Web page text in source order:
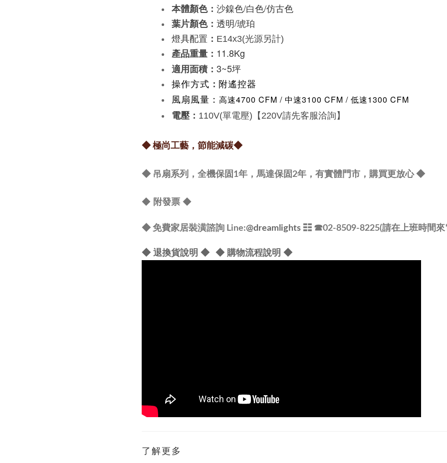
本體顏色： 沙鎳色/白色/仿古色
葉片顏色： 透明/琥珀
燈具配置 ： E14x3(光源另計)
產品重量 ： 11.8Kg
適用面積： 3~5坪
操作方式 ： 附遙控器
風扇風量： 高速4700 CFM / 中速3100 CFM / 低速1300 CFM
電壓： 110V(單電壓)【220V請先客服洽詢】
◆ 極尚工藝，節能減碳◆
◆ 吊扇系列，全機保固1年，馬達保固2年，有實體門市，購買更放心◆
◆ 附發票◆
◆ 免費家居裝潢諮詢 Line:@dreamlights ☷ ☎02-8509-8225(請在上班時間
◆ 退換貨說明 ◆ ◆ 購物流程說明 ◆
了解更多